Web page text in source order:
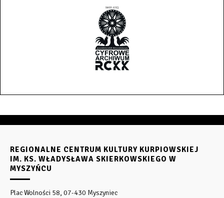
REGIONALNE CENTRUM KULTURY KURPIOWSKIEJ
IM. KS. WŁADYSŁAWA SKIERKOWSKIEGO W
MYSZYŃCU
Plac Wolności 58, 07-430 Myszyniec